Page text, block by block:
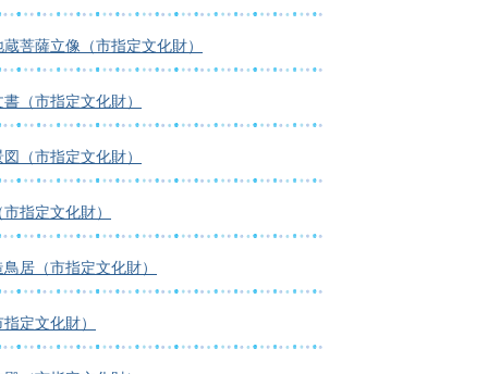
菩薩立像（市指定文化財）
（市指定文化財）
（市指定文化財）
指定文化財）
居（市指定文化財）
定文化財）